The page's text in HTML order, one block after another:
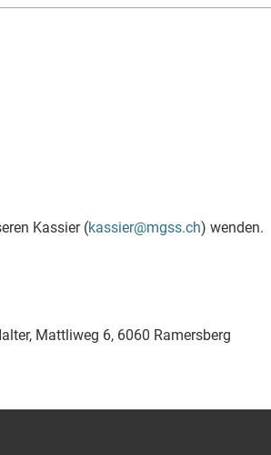
Kassier (kassier@mgss.ch) wenden.
Mattliweg 6, 6060 Ramersberg